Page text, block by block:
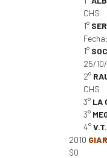
CHS
1°
1°
25/
2°
CHS
3° LA
3°
4°
2010
$0